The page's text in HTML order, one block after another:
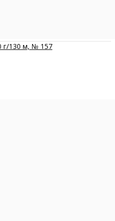
г/130 м, № 157